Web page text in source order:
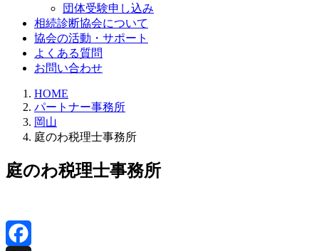
団体受験申し込み
相続診断協会について
協会の活動・サポート
よくある質問
お問い合わせ
HOME
パートナー事務所
岡山
庭のわ税理士事務所
庭のわ税理士事務所